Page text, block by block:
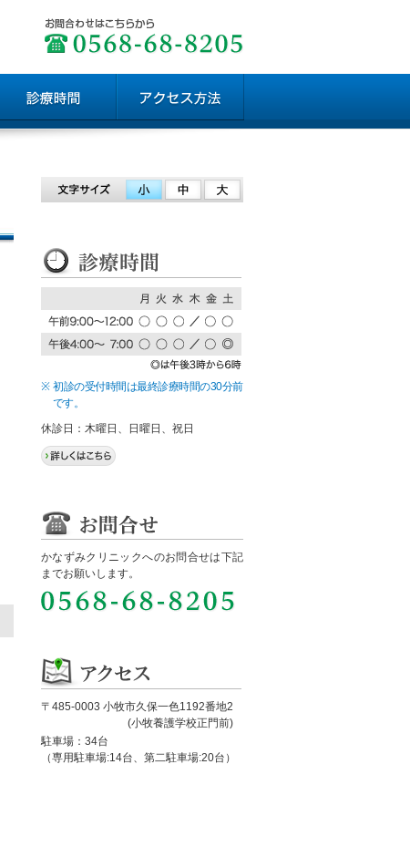
※ 初診の受付時間は最終診療時間の30分前
です。
休診日：木曜日、日曜日、祝日
かなずみクリニックへのお問合せは下記
までお願いします。
〒485-0003 小牧市久保一色1192番地2
(小牧養護学校正門前)
駐車場：34台
（専用駐車場:14台、第二駐車場:20台）